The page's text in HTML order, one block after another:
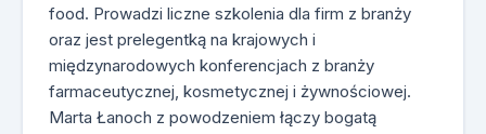
food. Prowadzi liczne szkolenia dla firm z branży
oraz jest prelegentką na krajowych i
międzynarodowych konferencjach z branży
farmaceutycznej, kosmetycznej i żywnościowej.
Marta Łanoch z powodzeniem łączy bogatą